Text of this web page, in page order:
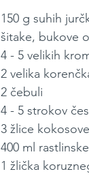
150 g suhih
šitake, bukove
4 - 5 velikih
2 velika
2 čebuli
4 - 5 strokov
3 žlice
400 ml
1 žlička